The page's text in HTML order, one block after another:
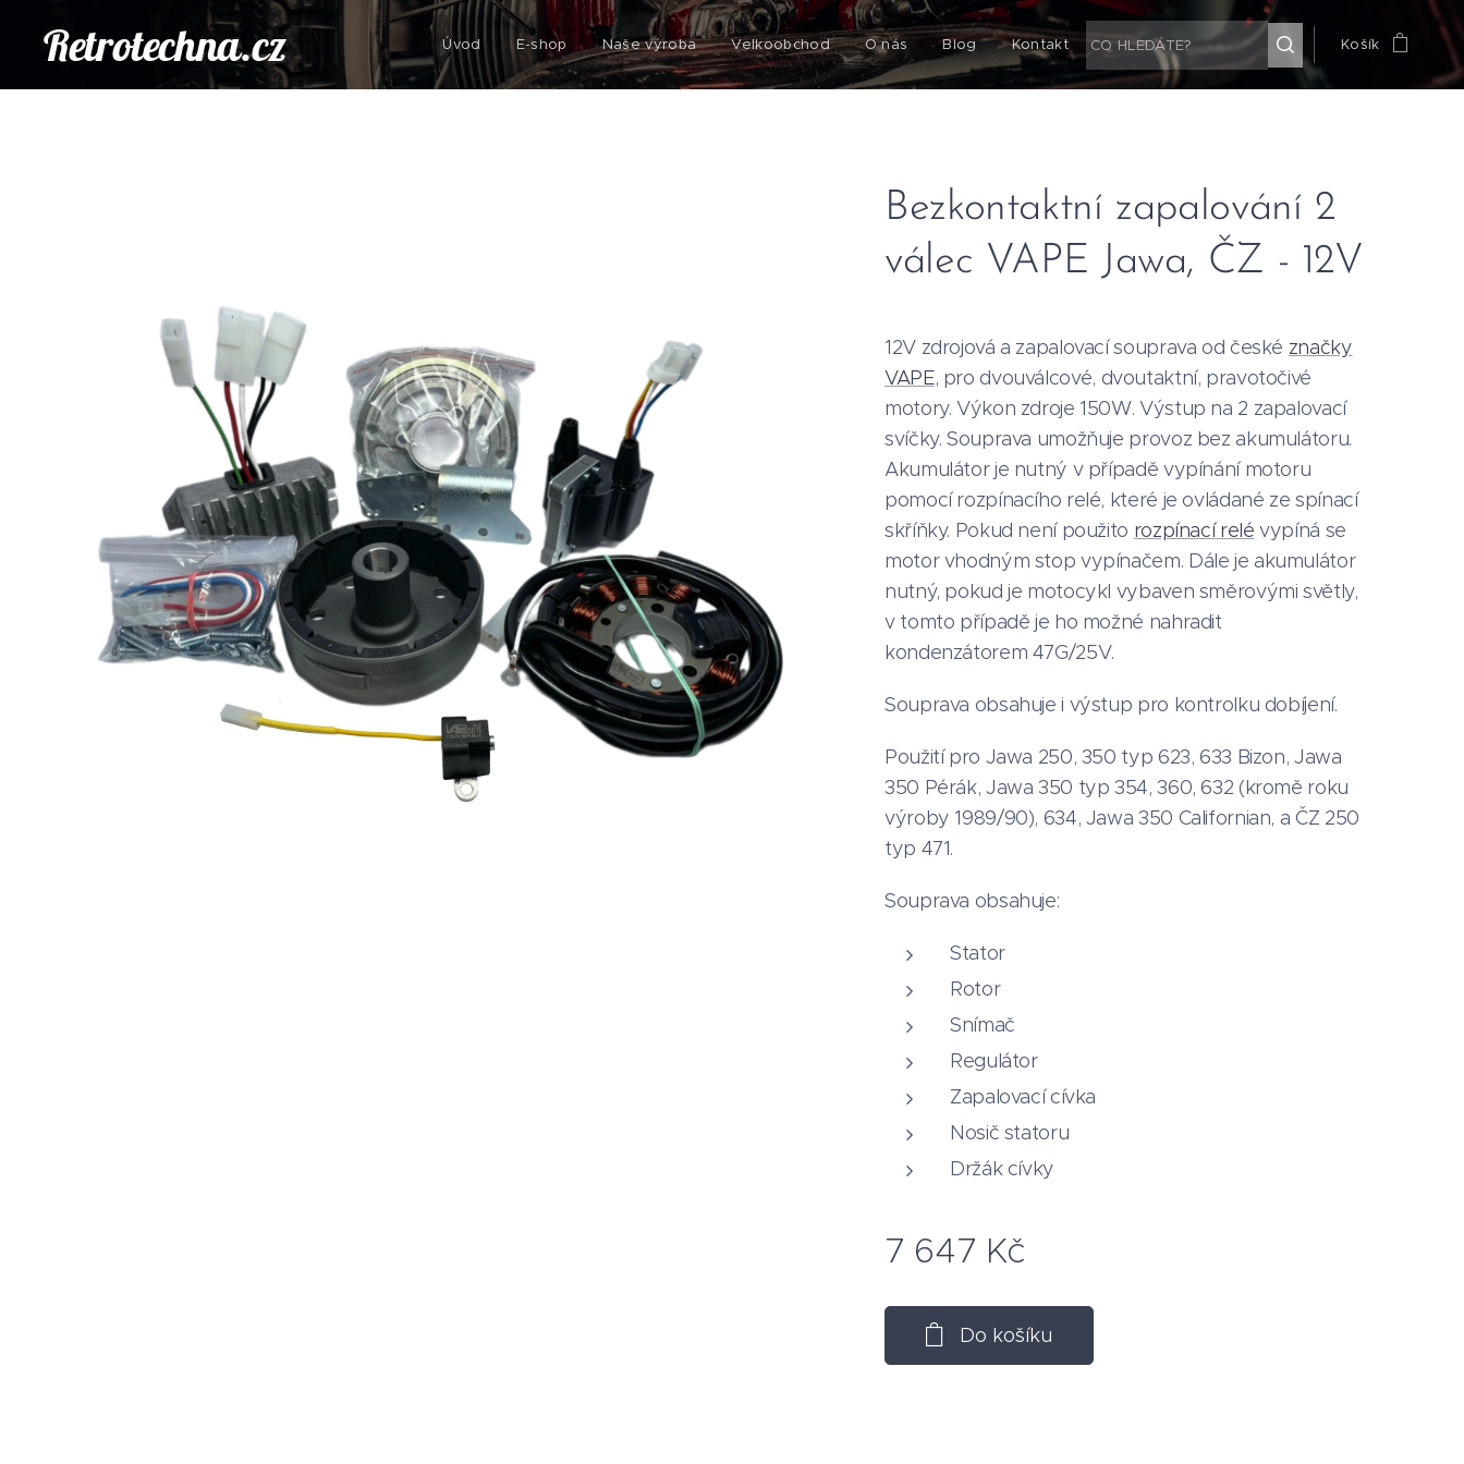
Retrotechna.cz Úvod E-shop Naše výroba Velkoobchod O nás Blog Kontakt Košík
Bezkontaktní zapalování 2
válec VAPE Jawa, ČZ - 12V
12V zdrojová a zapalovací souprava od české značky
VAPE, pro dvouválcové, dvoutaktní, pravotočivé
motory. Výkon zdroje 150W. Výstup na 2 zapalovací
svíčky. Souprava umožňuje provoz bez akumulátoru.
Akumulátor je nutný v případě vypínání motoru
pomocí rozpínacího relé, které je ovládané ze spínací
skříňky. Pokud není použito rozpínací relé vypíná se
motor vhodným stop vypínačem. Dále je akumulátor
nutný, pokud je motocykl vybaven směrovými světly,
v tomto případě je ho možné nahradit
kondenzátorem 47G/25V.
Souprava obsahuje i výstup pro kontrolku dobíjení.
Použití pro Jawa 250, 350 typ 623, 633 Bizon, Jawa
350 Pérák, Jawa 350 typ 354, 360, 632 (kromě roku
výroby 1989/90), 634, Jawa 350 Californian, a ČZ 250
typ 471.
Souprava obsahuje:
Stator
Rotor
Snímač
Regulátor
Zapalovací cívka
Nosič statoru
Držák cívky
7 647 Kč
Do košíku